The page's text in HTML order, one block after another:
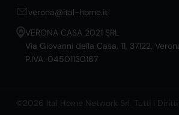
verona@ital-home.it
VERONA CASA 2021 SRL
Via Giovanni della Casa, 11, 37122,
P.IVA: 04501130167
©2026 Ital Home Network Srl. Tutti i Diritti